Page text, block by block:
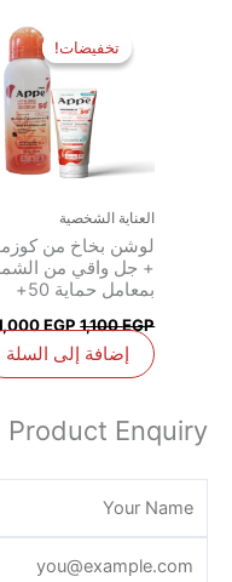
تخفيضات!
تخفيضات!
العناية الشخصية
لوشن بخاخ من كوزمو أبي
+ جل واقي من الشمس
بمعامل حماية 50+
1,100
هو:
1,000EGP
الحالي
هو:
1,000 EGP.
إضافة إلى السلة
Product